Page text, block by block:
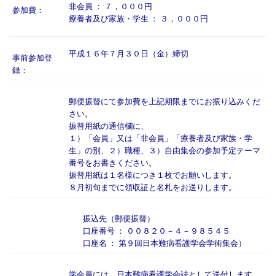
参加費：
非会員 ： ７，０００円
療養者及び家族・学生 ： ３，０００円
事前参加登
録：
平成１６年７月３０日（金）締切
郵便振替にて参加費を上記期限までにお振り込みくだ
さい。
振替用紙の通信欄に、
１）「会員」又は「非会員」「療養者及び家族・学
生」の別、２）職種、３）自由集会の参加予定テーマ
番号をお書きください。
振替用紙は１名様につき１枚でお願いします。
８月初旬までに領収証と名札をお送りします。
振込先（郵便振替）
口座番号 ： ００８２０－４－９８５４５
口座名 ： 第９回日本難病看護学会学術集会）